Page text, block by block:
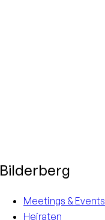
Bilderberg
Meetings & Events
Heiraten